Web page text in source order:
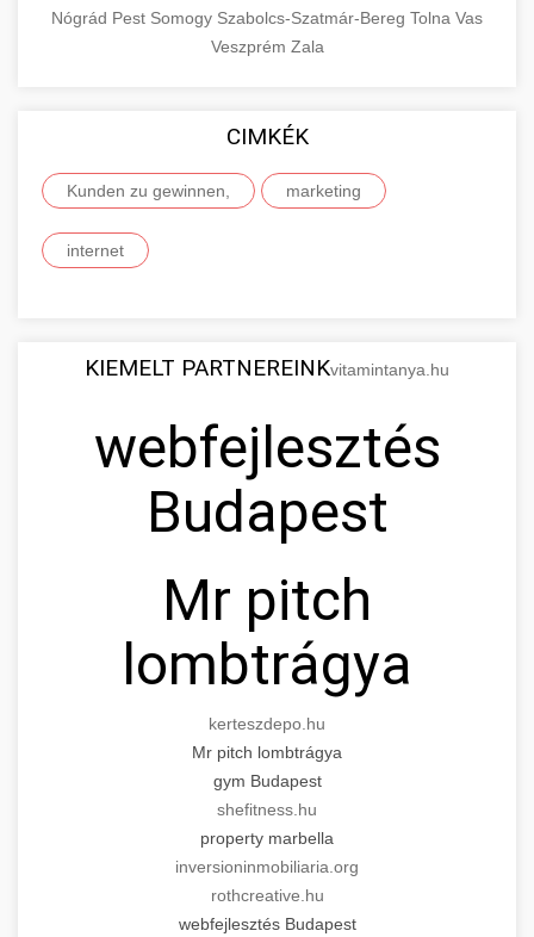
Nógrád Pest Somogy Szabolcs-Szatmár-Bereg Tolna Vas
Veszprém Zala
CIMKÉK
Kunden zu gewinnen, marketing
internet
KIEMELT PARTNEREINKvitamintanya.hu
webfejlesztés
Budapest
Mr pitch
lombtrágya
kerteszdepo.hu
Mr pitch lombtrágya
gym Budapest
shefitness.hu
property marbella
inversioninmobiliaria.org
rothcreative.hu
webfejlesztés Budapest